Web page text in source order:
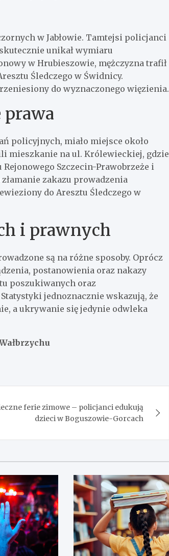
w Jabłowie. Tamtejsi policjanci
unikał wymiaru
w Hrubieszowie, mężczyzna trafił
Śledczego w Świdnicy.
do wyznaczonego więzienia.
prawa
policyjnych, miało miejsce około
mieszkanie na ul. Królewieckiej, gdzie
Szczecin-Prawobrzeże i
zakazu prowadzenia
do Aresztu Śledczego w
i prawnych
są na różne sposoby. Oprócz
postanowienia oraz nakazy
poszukiwanych oraz
jednoznacznie wskazują, że
a ukrywanie się jedynie odwleka
ferie zimowe – policjanci edukują
dzieci w Boguszowie-Gorcach